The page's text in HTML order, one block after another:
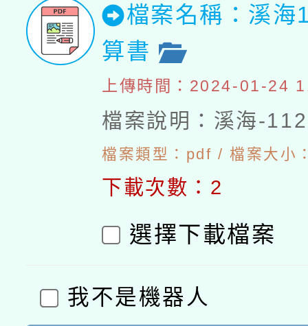
檔案名稱：溪海
算書
上傳時間：2024-01-24
檔案說明：溪海-
檔案類型：pdf / 檔案大小
下載次數：2
選擇下載檔案
我不是機器人